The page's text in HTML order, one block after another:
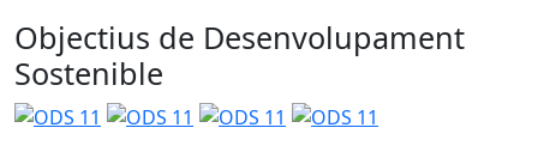
Objectius de Desenvolupament
Sostenible